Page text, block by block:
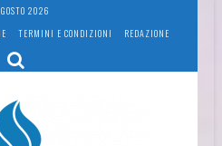
2026
TERMINI E CONDIZIONI REDAZIONE